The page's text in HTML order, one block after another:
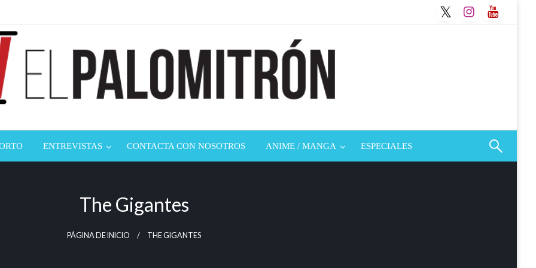
ENTREVISTAS CONTACTA CON NOSOTROS ANIME / MANGA ESPECIALES
The Gigantes
PÁGINA DE INICIO THE GIGANTES